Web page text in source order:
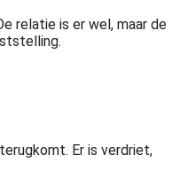
relatie is er wel, maar de
Er is verdriet,